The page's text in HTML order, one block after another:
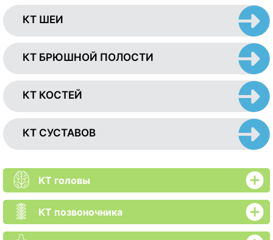
КТ ШЕИ
КТ БРЮШНОЙ ПОЛОСТИ
КТ КОСТЕЙ
КТ СУСТАВОВ
КТ головы
КТ позвоночника